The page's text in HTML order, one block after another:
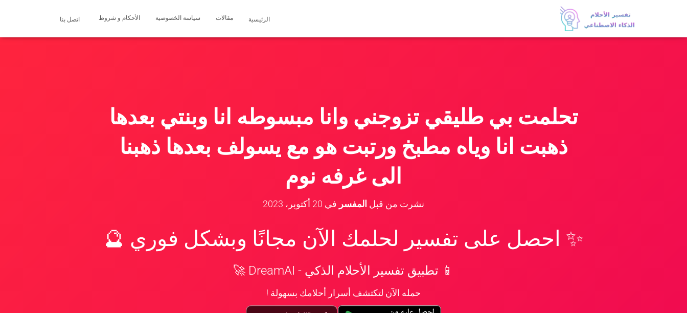
الرئيسية مقالات سياسة الخصوصية الأحكام و شروط اتصل بنا
تحلمت بي طليقي تزوجني وانا مبسوطه انا وبنتي بعدها
ذهبت انا وياه مطبخ ورتبت هو مع يسولف بعدها ذهبنا
الى غرفه نوم
نشرت من قبل المفسر في 20 أكتوبر، 2023
✨ احصل على تفسير لحلمك الآن مجانًا وبشكل فوري 🔮
📱 تطبيق تفسير الأحلام الذكي - DreamAI 🚀
حمله الآن لتكتشف أسرار أحلامك بسهولة !